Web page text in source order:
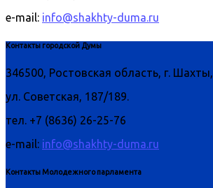
e-mail: info@shakhty-duma.ru
Контакты городской Думы
346500, Ростовская область, г. Шахты,
ул. Советская, 187/189.
тел. +7 (8636) 26-25-76
e-mail: info@shakhty-duma.ru
Контакты Молодежного парламента